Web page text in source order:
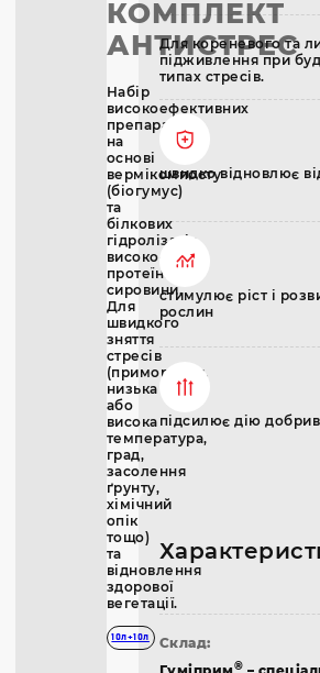
КОМПЛЕКТ
АНТИСТРЕС
Набір
високоефективних
препаратів
на
основі
вермікомпосту
(біогумус)
та
білкових
гідролізатів
високо-
протеїнової
сировини.
Для
швидкого
зняття
стресів
(приморозки,
низька
або
висока
температура,
град,
засолення
ґрунту,
хімічний
опік
тощо)
та
відновлення
здорової
вегетації.
10л+10л
Для кореневого та
підживлення при
типах стресів.
швидко відновлює
стимулює ріст і
рослин
підсилює дію
Склад:
®